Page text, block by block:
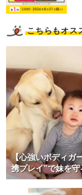
こちらもオス
【心強いボディガ
携プレイ”で妹を